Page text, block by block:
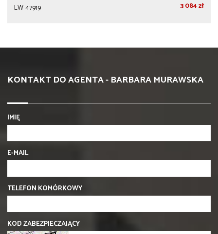
LW-47919 3 084 zł
KONTAKT DO AGENTA - BARBARA MURAWSKA
IMIĘ
E-MAIL
TELEFON KOMÓRKOWY
KOD ZABEZPIECZAJĄCY